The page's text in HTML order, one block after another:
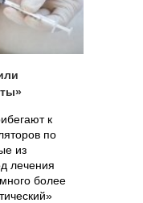
к
по
из
лечения
более